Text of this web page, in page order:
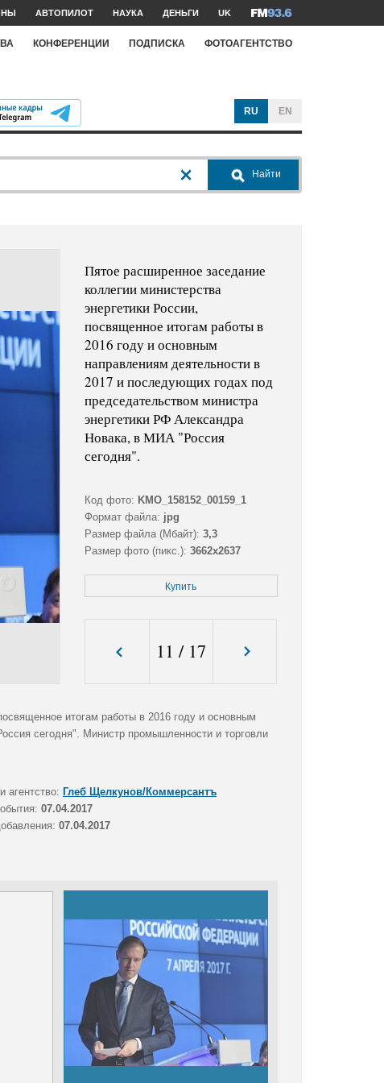
АВТОПИЛОТ НАУКА ДЕНЬГИ UK
КОНФЕРЕНЦИИ ПОДПИСКА ФОТОАГЕНТСТВО
RU EN
Найти
Пятое расширенное заседание
коллегии министерства
энергетики России,
посвященное итогам работы в
2016 году и основным
направлениям деятельности в
2017 и последующих годах под
председательством министра
энергетики РФ Александра
Новака, в МИА "Россия
сегодня".
Код фото: KMO_158152_00159_1
Формат файла: jpg
Размер файла (Мбайт): 3,3
Размер фото (пикс.): 3662x2637
Купить
11 / 17
итогам работы в 2016 году и основным
сегодня". Министр промышленности и торговли
агентство: Глеб Щелкунов/Коммерсантъ
07.04.2017
07.04.2017